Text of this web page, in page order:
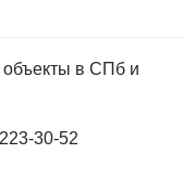
объекты в СПб и
30-52